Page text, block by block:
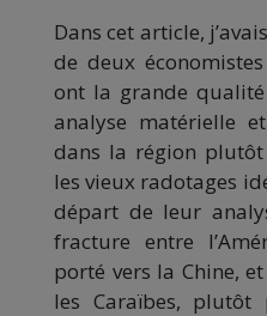
Dans cet article,
de deux
ont la grande
analyse matérielle
dans la région plutôt
les vieux radotages
départ de leur
fracture entre
porté vers la Chine,
les Caraïbes, plutôt